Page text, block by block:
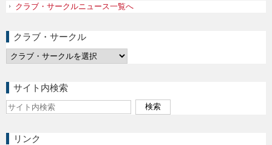
クラブ・サークルニュース一覧へ
クラブ・サークル
サイト内検索
リンク